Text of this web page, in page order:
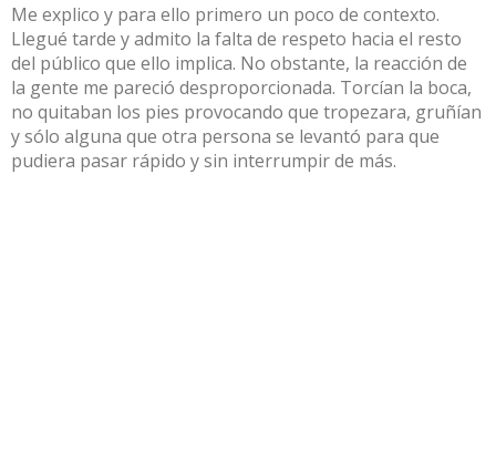
Me explico y para ello primero un poco de contexto.
Llegué tarde y admito la falta de respeto hacia el resto
del público que ello implica. No obstante, la reacción de
la gente me pareció desproporcionada. Torcían la boca,
no quitaban los pies provocando que tropezara, gruñían
y sólo alguna que otra persona se levantó para que
pudiera pasar rápido y sin interrumpir de más.